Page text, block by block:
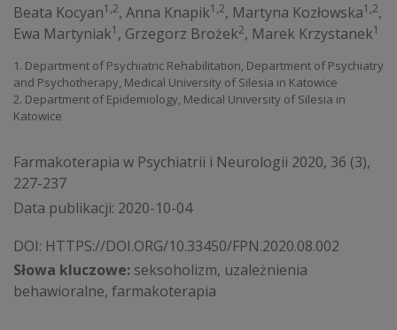
Beata Kocyan1,2, Anna Knapik1,2, Martyna Kozłowska1,2,
Ewa Martyniak1 , Grzegorz Brożek2, Marek Krzystanek1
1. Department of Psychiatric Rehabilitation, Department of Psychiatry
and Psychotherapy, Medical University of Silesia in Katowice
2. Department of Epidemiology, Medical University of Silesia in
Katowice
Farmakoterapia w Psychiatrii i Neurologii 2020, 36 (3),
227-237
Data publikacji: 2020-10-04
DOI: HTTPS://DOI.ORG/10.33450/FPN.2020.08.002
Słowa kluczowe: seksoholizm, uzależnienia
behawioralne, farmakoterapia